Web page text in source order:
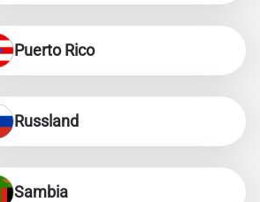
Puerto Rico
Russland
Sambia